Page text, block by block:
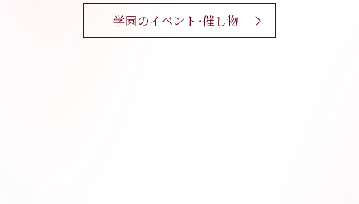
学園のイベント・催し物